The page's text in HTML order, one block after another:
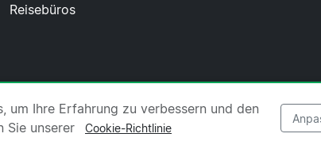
Reisebüros
·Kontakt·Datenschutzerklärung ·Cookie-
um Ihre Erfahrung zu verbessern und den
Sie unserer
Cookie-Richtlinie